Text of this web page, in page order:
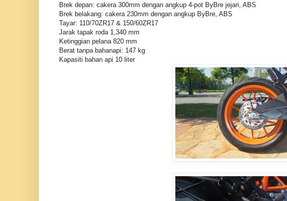
Brek depan: cakera 300mm dengan angkup 4-pot ByBre jejari, ABS
Brek belakang: cakera 230mm dengan angkup ByBre, ABS
Tayar: 110/70ZR17 & 150/60ZR17
Jarak tapak roda 1,340 mm
Ketinggian pelana 820 mm
Berat tanpa bahanapi: 147 kg
Kapasiti bahan api 10 liter